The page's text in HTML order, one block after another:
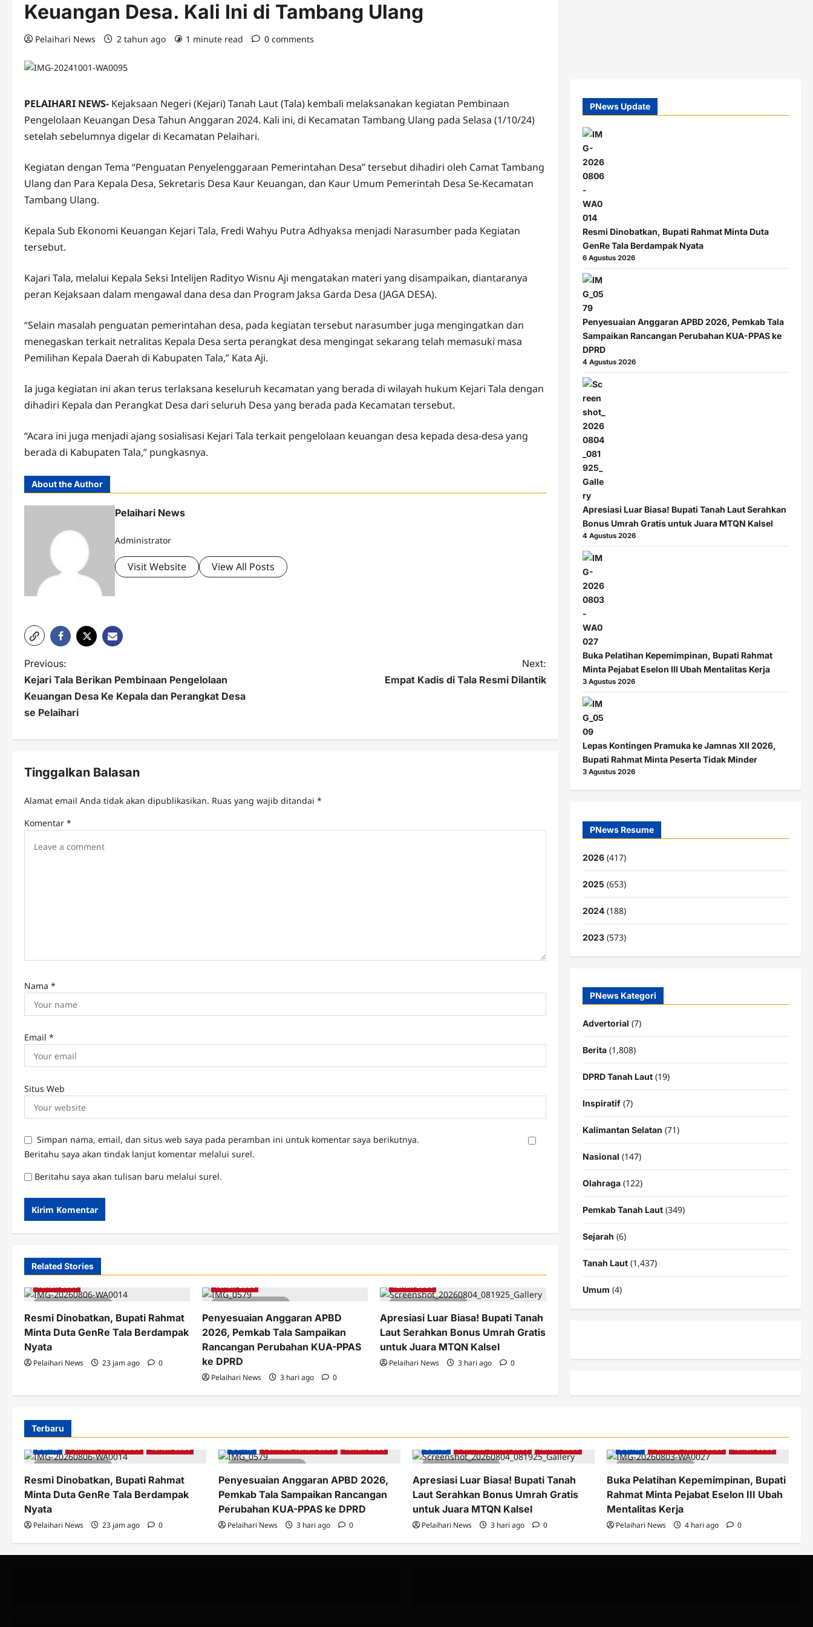
Keuangan Desa. Kali Ini di Tambang Ulang
Pelaihari News 2 tahun ago 1 minute read 0 comments
PELAIHARI NEWS- Kejaksaan Negeri (Kejari) Tanah Laut (Tala) kembali melaksanakan kegiatan Pembinaan
Pengelolaan Keuangan Desa Tahun Anggaran 2024. Kali ini, di Kecamatan Tambang Ulang pada Selasa (1/10/24)
setelah sebelumnya digelar di Kecamatan Pelaihari.
Kegiatan dengan Tema “Penguatan Penyelenggaraan Pemerintahan Desa” tersebut dihadiri oleh Camat Tambang
Ulang dan Para Kepala Desa, Sekretaris Desa Kaur Keuangan, dan Kaur Umum Pemerintah Desa Se-Kecamatan
Tambang Ulang.
Kepala Sub Ekonomi Keuangan Kejari Tala, Fredi Wahyu Putra Adhyaksa menjadi Narasumber pada Kegiatan
tersebut.
Kajari Tala, melalui Kepala Seksi Intelijen Radityo Wisnu Aji mengatakan materi yang disampaikan, diantaranya
peran Kejaksaan dalam mengawal dana desa dan Program Jaksa Garda Desa (JAGA DESA).
“Selain masalah penguatan pemerintahan desa, pada kegiatan tersebut narasumber juga mengingatkan dan
menegaskan terkait netralitas Kepala Desa serta perangkat desa mengingat sekarang telah memasuki masa
Pemilihan Kepala Daerah di Kabupaten Tala,” Kata Aji.
Ia juga kegiatan ini akan terus terlaksana keseluruh kecamatan yang berada di wilayah hukum Kejari Tala dengan
dihadiri Kepala dan Perangkat Desa dari seluruh Desa yang berada pada Kecamatan tersebut.
“Acara ini juga menjadi ajang sosialisasi Kejari Tala terkait pengelolaan keuangan desa kepada desa-desa yang
berada di Kabupaten Tala,” pungkasnya.
About the Author
Pelaihari News
Administrator
Visit Website View All Posts
P
o
s
a
v
i
Previous:
Kejari Tala Berikan Pembinaan Pengelolaan
Keuangan Desa Ke Kepala dan Perangkat Desa
se Pelaihari
Next:
Empat Kadis di Tala Resmi Dilantik
Tinggalkan Balasan
Alamat email Anda tidak akan dipublikasikan. Ruas yang wajib ditandai *
Komentar *
Nama *
Email *
Situs Web
Simpan nama, email, dan situs web saya pada peramban ini untuk komentar saya berikutnya.
Beritahu saya akan tindak lanjut komentar melalui surel.
Beritahu saya akan tulisan baru melalui surel.
Related Stories
3 minutes read
Berita
Pemkab Tanah Laut
Tanah Laut
Resmi Dinobatkan, Bupati Rahmat
Minta Duta GenRe Tala Berdampak
Nyata
Pelaihari News 23 jam ago 0
2 minutes read
Tanah Laut
Penyesuaian Anggaran APBD
2026, Pemkab Tala Sampaikan
Rancangan Perubahan KUA-PPAS
ke DPRD
Pelaihari News 3 hari ago 0
2 minutes read
Tanah Laut
Apresiasi Luar Biasa! Bupati Tanah
Laut Serahkan Bonus Umrah Gratis
untuk Juara MTQN Kalsel
Pelaihari News 3 hari ago 0
PNews Update
Resmi Dinobatkan, Bupati Rahmat Minta Duta
GenRe Tala Berdampak Nyata
6 Agustus 2026
Penyesuaian Anggaran APBD 2026, Pemkab Tala
Sampaikan Rancangan Perubahan KUA-PPAS ke
DPRD
4 Agustus 2026
Apresiasi Luar Biasa! Bupati Tanah Laut Serahkan
Bonus Umrah Gratis untuk Juara MTQN Kalsel
4 Agustus 2026
Buka Pelatihan Kepemimpinan, Bupati Rahmat
Minta Pejabat Eselon III Ubah Mentalitas Kerja
3 Agustus 2026
Lepas Kontingen Pramuka ke Jamnas XII 2026,
Bupati Rahmat Minta Peserta Tidak Minder
3 Agustus 2026
PNews Resume
2026(417)
2025 (653)
2024(188)
2023(573)
PNews Kategori
Advertorial (7)
Berita(1,808)
DPRD Tanah Laut(19)
Inspiratif(7)
Kalimantan Selatan (71)
Nasional (147)
Olahraga(122)
Pemkab Tanah Laut(349)
Sejarah (6)
Tanah Laut(1,437)
Umum (4)
Terbaru
3 minutes read
Berita Pemkab Tanah Laut Tanah Laut
Resmi Dinobatkan, Bupati Rahmat
Minta Duta GenRe Tala Berdampak
Nyata
Pelaihari News 23 jam ago 0
2 minutes read
Berita Pemkab Tanah Laut Tanah Laut
Penyesuaian Anggaran APBD 2026,
Pemkab Tala Sampaikan Rancangan
Perubahan KUA-PPAS ke DPRD
Pelaihari News 3 hari ago 0
2 minutes read
Berita Pemkab Tanah Laut Tanah Laut
Apresiasi Luar Biasa! Bupati Tanah
Laut Serahkan Bonus Umrah Gratis
untuk Juara MTQN Kalsel
Pelaihari News 3 hari ago 0
2 minutes read
Berita Pemkab Tanah Laut Tanah Laut
Buka Pelatihan Kepemimpinan, Bupati
Rahmat Minta Pejabat Eselon III Ubah
Mentalitas Kerja
Pelaihari News 4 hari ago 0